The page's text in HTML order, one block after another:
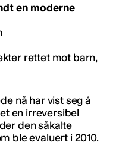
en moderne
rettet mot barn,
nå har vist seg å
en irreversibel
den såkalte
ble evaluert i 2010.